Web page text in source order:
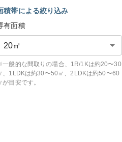
積帯による絞り込み
有面積
20㎡
般的な間取りの場合、1R/1Kは約20〜30
、1LDKは約30〜50㎡、2LDKは約50〜60
が目安です。